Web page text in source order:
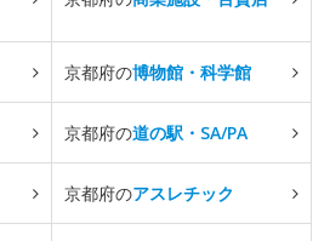
京都府の博物館・科学館
京都府の道の駅・SA/PA
京都府のアスレチック